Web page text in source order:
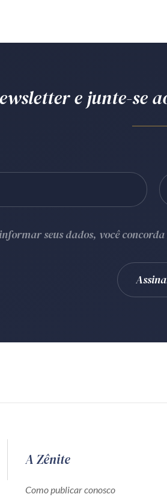
e junte-se
seus dados, você concorda
A Zênite
Como publicar conosco